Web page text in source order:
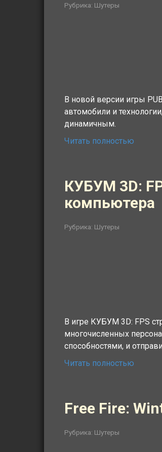
Рубрика: Шутеры
В новой версии игры
автомобили и
динамичным.
Читать полностью
КУБУМ 3D:
компьютера
Рубрика: Шутеры
В игре КУБУМ 3D: FPS
многочисленных
способностями, и
Читать полностью
Free Fire:
Рубрика: Шутеры